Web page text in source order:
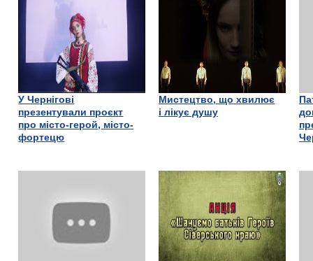
У Чернігові
презентували проєкт
про місто-герой, місто-
фортецю
Мистецтво, що хвилює
і лікує душу